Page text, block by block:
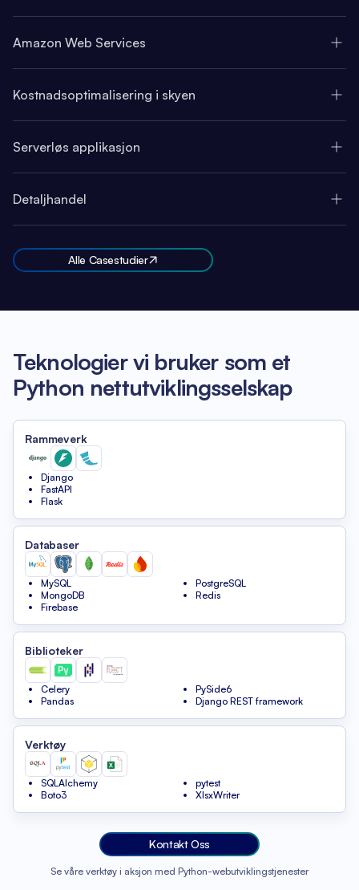
Amazon Web Services
Kostnadsoptimalisering i skyen
Serverløs applikasjon
Detaljhandel
Alle Casestudier
Teknologier vi bruker som et
Python nettutviklingsselskap
Rammeverk
Django
FastAPI
Flask
Databaser
MySQL
PostgreSQL
MongoDB
Redis
Firebase
Biblioteker
Celery
PySide6
Pandas
Django REST framework
Verktøy
SQLAlchemy
pytest
Boto3
XlsxWriter
Kontakt Oss
Se våre verktøy i aksjon med Python-webutviklingstjenester